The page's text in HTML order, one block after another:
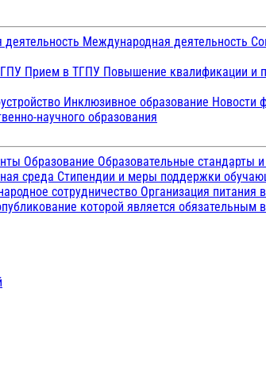
деятельность Международная деятельность
Прием в ТГПУ Повышение квалификации и
Инклюзивное образование Новости
научного образования
Образование Образовательные стандарты
среда Стипендии и меры поддержки
сотрудничество Организация питания
которой является обязательным